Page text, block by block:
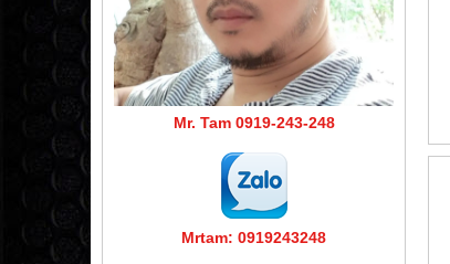
Mr. Tam 0919-243-248
Mrtam: 0919243248